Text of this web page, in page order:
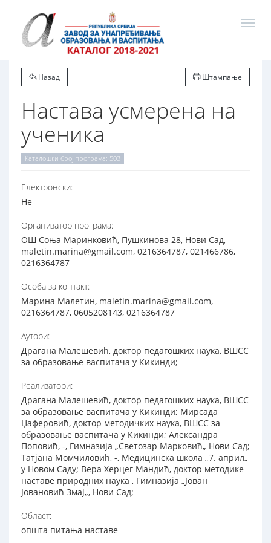
Назад Штампање
Настава усмерена на
ученика
Каталошки број програма: 503
Електронски:
Не
Организатор програма:
ОШ Соња Маринковић, Пушкинова 28, Нови Сад,
maletin.marina@gmail.com, 0216364787, 021466786,
0216364787
Особа за контакт:
Марина Малетин, maletin.marina@gmail.com,
0216364787, 0605208143, 0216364787
Аутори:
Драгана Малешевић, доктор педагошких наука, ВШСС
за образовање васпитача у Кикинди;
Реализатори:
Драгана Малешевић, доктор педагошких наука, ВШСС
за образовање васпитача у Кикинди; Мирсада
Џаферовић, доктор методичких наука, ВШСС за
образовање васпитача у Кикинди; Александра
Поповић, -, Гимназија „Светозар Марковић„ Нови Сад;
Татјана Момчиловић, -, Медицинска школа „7. април„
у Новом Саду; Вера Херцег Мандић, доктор методике
наставе природних наука , Гимназија „Јован
Јовановић Змај„, Нови Сад;
Област:
општа питања наставе